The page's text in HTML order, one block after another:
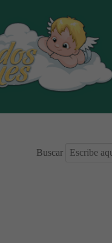
Buscar